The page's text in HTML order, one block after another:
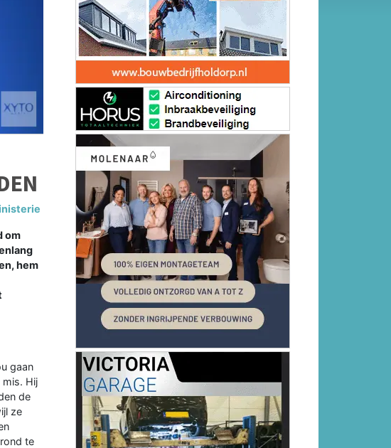
om
hem
gaan
Hij
de
ze
te